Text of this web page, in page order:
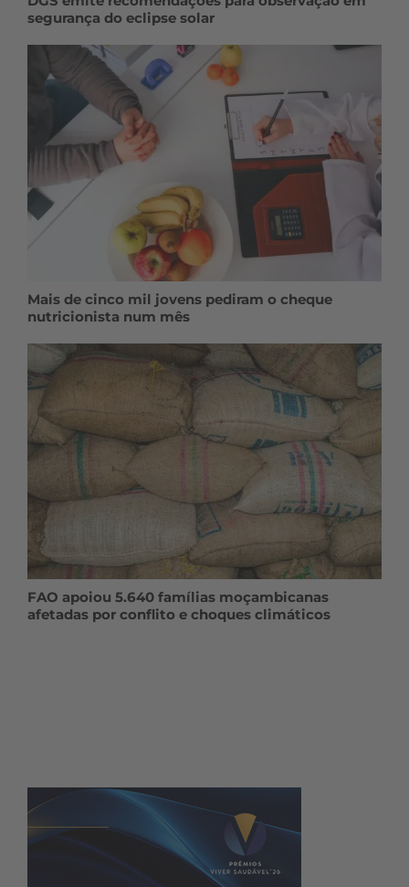
segurança do eclipse solar
Mais de cinco mil jovens pediram o cheque
nutricionista num mês
FAO apoiou 5.640 famílias moçambicanas
afetadas por conflito e choques climáticos